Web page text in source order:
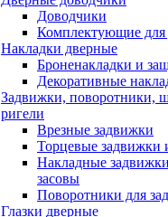
Доводчики
Комплектующие для
Накладки дверные
Броненакладки и
Декоративные
Задвижки, поворотники,
ригели
Врезные задвижки
Торцевые задвижки
Накладные
засовы
Поворотники для
Глазки дверные